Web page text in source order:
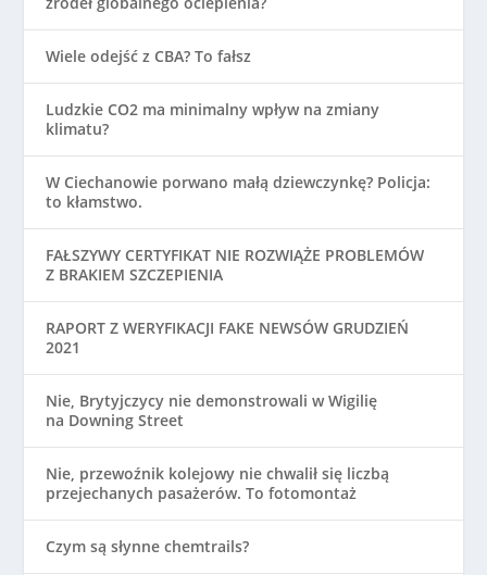
Wiele odejść z CBA? To fałsz
Ludzkie CO2 ma minimalny wpływ na zmiany
klimatu?
W Ciechanowie porwano małą dziewczynkę? Policja:
to kłamstwo.
FAŁSZYWY CERTYFIKAT NIE ROZWIĄŻE PROBLEMÓW
Z BRAKIEM SZCZEPIENIA
RAPORT Z WERYFIKACJI FAKE NEWSÓW GRUDZIEŃ
2021
Nie, Brytyjczycy nie demonstrowali w Wigilię
na Downing Street
Nie, przewoźnik kolejowy nie chwalił się liczbą
przejechanych pasażerów. To fotomontaż
Czym są słynne chemtrails?